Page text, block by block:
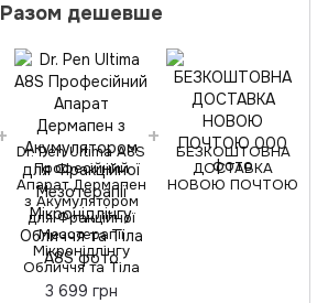
Разом дешевше
Dr. Pen Ultima A8S
Професійний
Апарат Дермапен
з Акумулятором
для Фракційної
Мезотерапії
Мікронідлінгу
Обличчя та Тіла
3 699 грн
БЕЗКОШТОВНА
ДОСТАВКА
НОВОЮ ПОЧТОЮ